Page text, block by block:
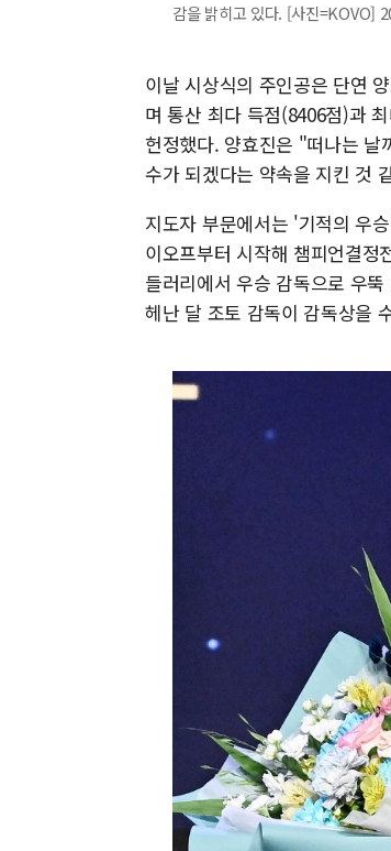
감을 밝히고 있다. [사진
이날 시상식의 주인공은 단연
며 통산 최다 득점(8406점)과
헌정했다. 양효진은 "떠나는 날
수가 되겠다는 약속을 지킨 것
지도자 부문에서는 '기적의 우
이오프부터 시작해 챔피언결
들러리에서 우승 감독으로 우
헤난 달 조토 감독이 감독상을